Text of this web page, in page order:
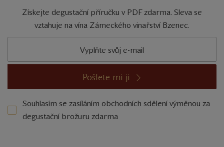
Získejte degustační příručku v PDF zdarma. Sleva se
vztahuje na vína Zámeckého vinařství Bzenec.
Pošlete mi ji
Souhlasím se zasíláním obchodních sdělení výměnou za
degustační brožuru zdarma